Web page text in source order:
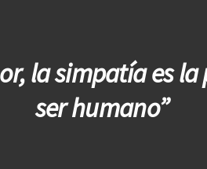
la simpatía es
ser humano”